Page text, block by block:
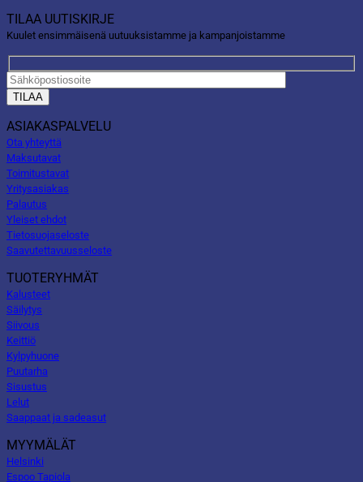
TILAA UUTISKIRJE
Kuulet ensimmäisenä uutuuksistamme ja kampanjoistamme
ASIAKASPALVELU
Ota yhteyttä
Maksutavat
Toimitustavat
Yritysasiakas
Palautus
Yleiset ehdot
Tietosuojaseloste
Saavutettavuusseloste
TUOTERYHMÄT
Kalusteet
Säilytys
Siivous
Keittiö
Kylpyhuone
Puutarha
Sisustus
Lelut
Saappaat ja sadeasut
MYYMÄLÄT
Helsinki
Espoo Tapiola